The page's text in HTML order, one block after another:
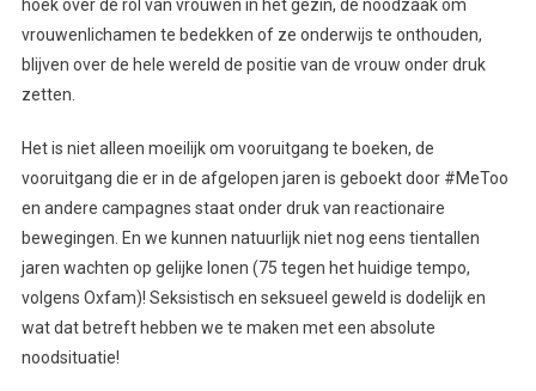
hoek over de rol van vrouwen in het gezin, de noodzaak om
vrouwenlichamen te bedekken of ze onderwijs te onthouden,
blijven over de hele wereld de positie van de vrouw onder druk
zetten.
Het is niet alleen moeilijk om vooruitgang te boeken, de
vooruitgang die er in de afgelopen jaren is geboekt door #MeToo
en andere campagnes staat onder druk van reactionaire
bewegingen. En we kunnen natuurlijk niet nog eens tientallen
jaren wachten op gelijke lonen (75 tegen het huidige tempo,
volgens Oxfam)! Seksistisch en seksueel geweld is dodelijk en
wat dat betreft hebben we te maken met een absolute
noodsituatie!